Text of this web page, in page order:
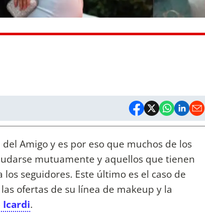
Amigo y es por eso que muchos de los
mutuamente y aquellos que tienen
seguidores. Este último es el caso de
ofertas de su línea de makeup y la
Icardi.